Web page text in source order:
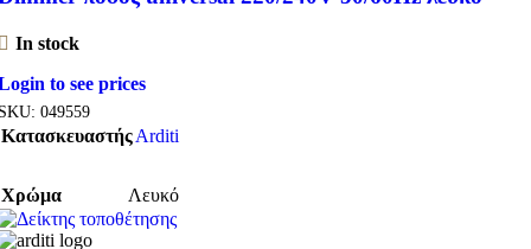
In stock
to see prices
049559
ΚατασκευαστήςArditi
Χρώμα Λευκό